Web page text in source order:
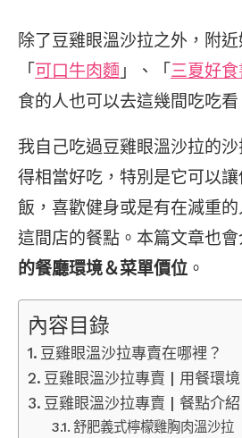
除了豆雞眼溫沙拉之外，附
「 可口牛肉麵 」、「 三夏好
食的人也可以去這幾間吃吃看
我自己吃過豆雞眼溫沙拉的
得相當好吃，特別是它可以
飯，喜歡健身或是有在減重
這間店的餐點。本篇文章也會
的餐廳環境＆菜單價位 。
內容目錄
豆雞眼溫沙拉專賣在哪裡？
豆雞眼溫沙拉專賣 | 用餐環境
豆雞眼溫沙拉專賣 | 餐點介
舒肥義式檸檬雞胸肉溫沙拉